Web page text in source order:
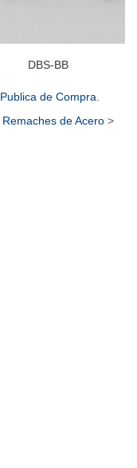
DBS-BB
Publica de Compra
Remaches de Acero >